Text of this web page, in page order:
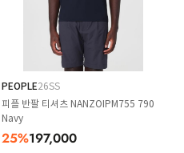
PEOPLE26SS
피플 반팔 티셔츠 NANZOIPM755 790
Navy
25%197,000